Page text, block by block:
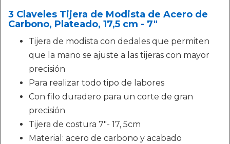
3 Claveles Tijera de Modista de Acero de
Carbono, Plateado, 17,5 cm - 7"
Tijera de modista con dedales que permiten
que la mano se ajuste a las tijeras con mayor
precisión
Para realizar todo tipo de labores
Con filo duradero para un corte de gran
precisión
Tijera de costura 7"- 17, 5cm
Material: acero de carbono y acabado